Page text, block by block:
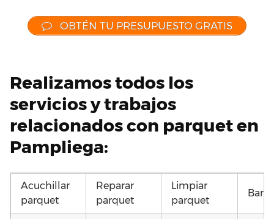
OBTÉN TU PRESUPUESTO GRATIS
Realizamos todos los
servicios y trabajos
relacionados con parquet en
Pampliega:
Acuchillar
parquet
Reparar
parquet
Limpiar
parquet